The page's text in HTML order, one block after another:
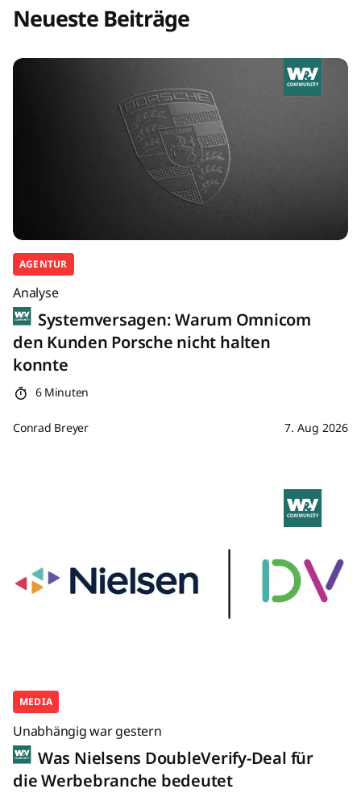
Neueste Beiträge
AGENTUR
Analyse
Systemversagen: Warum Omnicom
den Kunden Porsche nicht halten
konnte
6 Minuten
Conrad Breyer 7. Aug 2026
MEDIA
Unabhängig war gestern
Was Nielsens DoubleVerify-Deal für
die Werbebranche bedeutet